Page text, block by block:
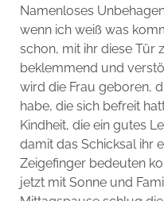
Namenloses
wenn ich weiß was
schon, mit ihr diese Tür
beklemmend und
wird die Frau geboren,
habe, die sich befreit
Kindheit, die ein gutes
damit das Schicksal ihr
Zeigefinger bedeuten
jetzt mit Sonne und